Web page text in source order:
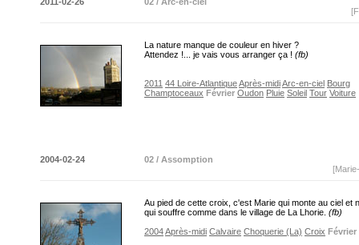
La nature manque de couleur en hiver ?
Attendez !... je vais vous arranger ça ! (fb)
2011 44 Loire-AtlantiqueAprès-midiArc-en-ciel Bourg
Champtoceaux Février Oudon Pluie Soleil Tour Voiture
2004-02-24
02 / Assomption
Au pied de cette croix, c'est Marie qui monte au ciel et
qui souffre comme dans le village de La Lhorie. (fb)
2004Après-midi Calvaire Choquerie (La) Croix Février